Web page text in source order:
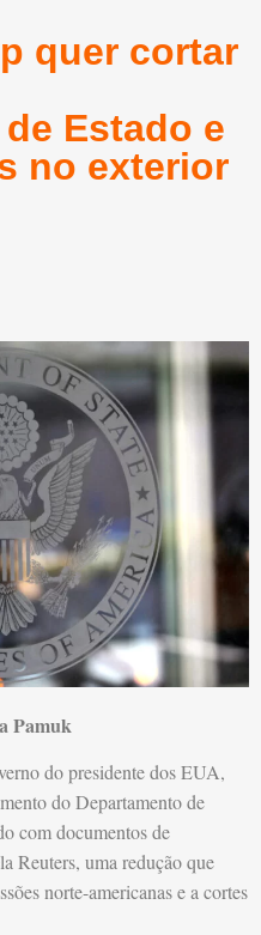
quer cortar
Estado e
no exterior
Pamuk
do presidente dos EUA,
do Departamento de
com documentos de
Reuters, uma redução que
norte-americanas e a cortes